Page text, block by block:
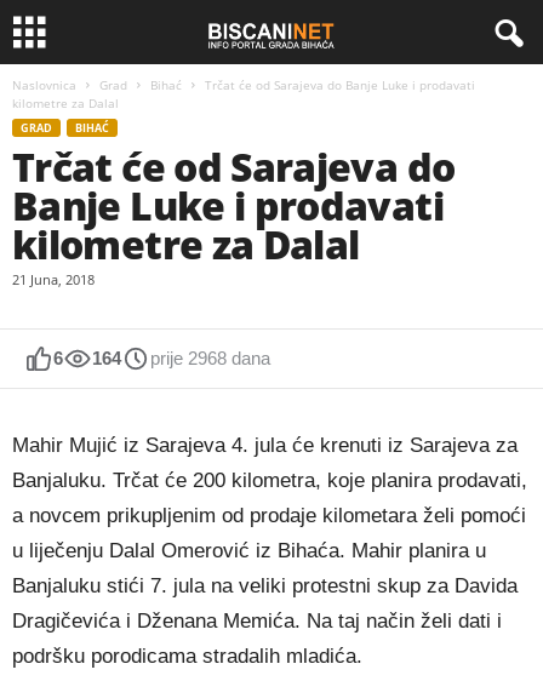
Naslovnica Grad Bihać
Trčat će od Sarajeva do Banje Luke i prodavati
kilometre za Dalal
GRAD BIHAĆ
Trčat će od Sarajeva do
Banje Luke i prodavati
kilometre za Dalal
21 Juna, 2018
6 164 prije 2968 dana
Mahir Mujić iz Sarajeva 4. jula će krenuti iz Sarajeva za
Banjaluku. Trčat će 200 kilometra, koje planira prodavati,
a novcem prikupljenim od prodaje kilometara želi pomoći
u liječenju Dalal Omerović iz Bihaća. Mahir planira u
Banjaluku stići 7. jula na veliki protestni skup za Davida
Dragičevića i Dženana Memića. Na taj način želi dati i
podršku porodicama stradalih mladića.